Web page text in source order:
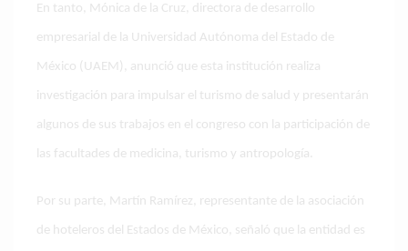
En tanto, Mónica de la Cruz, directora de desarrollo
empresarial de la Universidad Autónoma del Estado de
México (UAEM), anunció que esta institución realiza
investigación para impulsar el turismo de salud y presentarán
algunos de sus trabajos en el congreso con la participación de
las facultades de medicina, turismo y antropología.
Por su parte, Martín Ramírez, representante de la asociación
de hoteleros del Estados de México, señaló que la entidad es